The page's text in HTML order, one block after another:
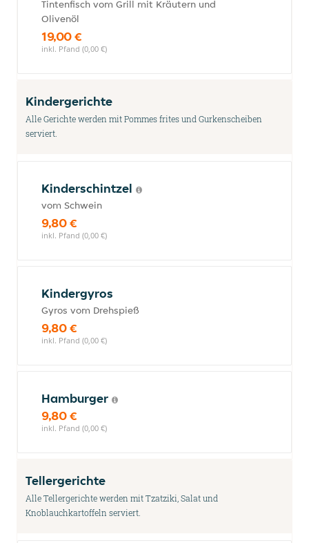
Tintenfisch vom Grill mit Kräutern und
Olivenöl
19,00 €
inkl. Pfand (0,00 €)
Kindergerichte
Alle Gerichte werden mit Pommes frites und Gurkenscheiben
serviert.
Kinderschintzel
vom Schwein
9,80 €
inkl. Pfand (0,00 €)
Kindergyros
Gyros vom Drehspieß
9,80 €
inkl. Pfand (0,00 €)
Hamburger
9,80 €
inkl. Pfand (0,00 €)
Tellergerichte
Alle Tellergerichte werden mit Tzatziki, Salat und
Knoblauchkartoffeln serviert.